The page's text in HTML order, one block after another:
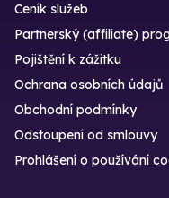
Ceník služeb
Partnerský (affiliate)
Pojištění k zážitku
Ochrana osobních údajů
Obchodní podmínky
Odstoupení od smlouvy
Prohlášení o používání